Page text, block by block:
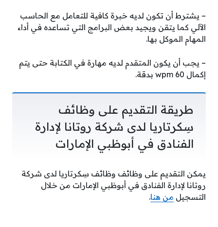
– يشترط أن تكون لديه خبرة كافية للتعامل مع الحاسب
الآلي كما يتقن ويجيد بعض البرامج التي تساعده في أداء
المهام الموكل بها.
– يجب أن يكون المتقدم لديه مهارة في الكتابة حتى يتم
إكمال 60 wpm بدقة.
طريقة التقديم على وظائف
سِكرتاريا لدى شركة روتانا لإدارة
الفنادق في أبوظبي الإمارات
يمكن التقديم على وظائف وظائف سِكرتاريا لدى شركة
روتانا لإدارة الفنادق في أبوظبي الإمارات من خلال
التسجيل من هنا.